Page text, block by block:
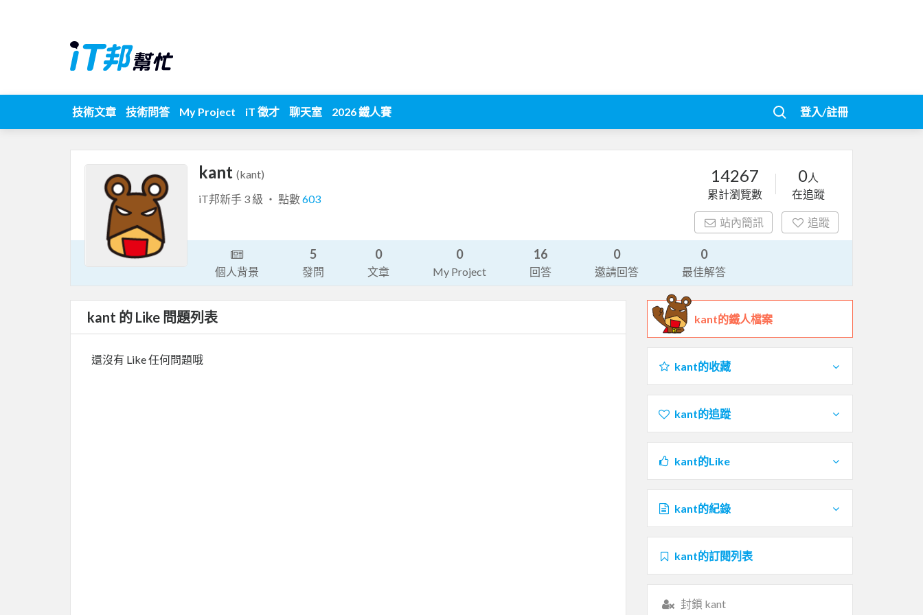
技術文章 技術問答 My Project iT 徵才 聊天室 2026 鐵人賽 登入/註冊
kant (kant)
iT邦新手 3 級 ‧ 點數603
14267
累計瀏覽數
0人
在追蹤
站內簡訊 追蹤
個人背景
5
發問
0
文章
0
My Project
16
回答
0
邀請回答
0
最佳解答
kant 的 Like 問題列表
還沒有 Like 任何問題哦
kant的鐵人檔案
kant的收藏
kant的追蹤
kant的Like
kant的紀錄
kant的訂閱列表
封鎖 kant